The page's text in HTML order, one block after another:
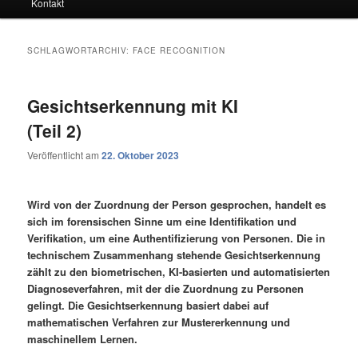
SCHLAGWORTARCHIV: FACE RECOGNITION
Gesichtserkennung mit KI
(Teil 2)
Veröffentlicht am22. Oktober 2023
Wird von der Zuordnung der Person gesprochen, handelt es
sich im forensischen Sinne um eine Identifikation und
Verifikation, um eine Authentifizierung von Personen. Die in
technischem Zusammenhang stehende Gesichtserkennung
zählt zu den biometrischen, KI-basierten und automatisierten
Diagnoseverfahren, mit der die Zuordnung zu Personen
gelingt. Die Gesichtserkennung basiert dabei auf
mathematischen Verfahren zur Mustererkennung und
maschinellem Lernen.